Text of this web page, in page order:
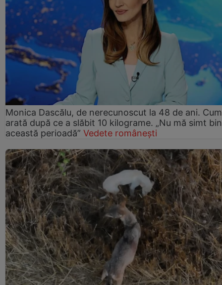
Monica Dascălu, de nerecunoscut la 48 de ani. Cum
arată după ce a slăbit 10 kilograme. „Nu mă simt
această perioadă” Vedete românești